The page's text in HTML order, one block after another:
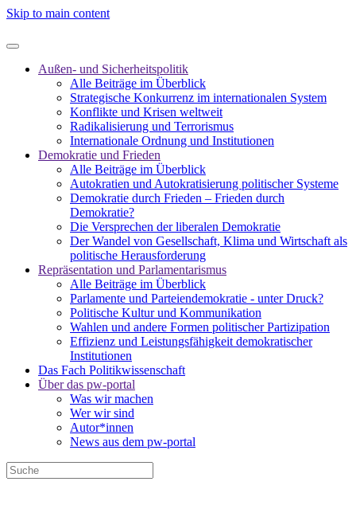
Skip to main content
Außen- und Sicherheitspolitik
Alle Beiträge im Überblick
Strategische Konkurrenz im internationalen System
Konflikte und Krisen weltweit
Radikalisierung und Terrorismus
Internationale Ordnung und Institutionen
Demokratie und Frieden
Alle Beiträge im Überblick
Autokratien und Autokratisierung politischer Systeme
Demokratie durch Frieden – Frieden durch
Demokratie?
Die Versprechen der liberalen Demokratie
Der Wandel von Gesellschaft, Klima und Wirtschaft als
politische Herausforderung
Repräsentation und Parlamentarismus
Alle Beiträge im Überblick
Parlamente und Parteiendemokratie - unter Druck?
Politische Kultur und Kommunikation
Wahlen und andere Formen politischer Partizipation
Effizienz und Leistungsfähigkeit demokratischer
Institutionen
Das Fach Politikwissenschaft
Über das pw-portal
Was wir machen
Wer wir sind
Autor*innen
News aus dem pw-portal